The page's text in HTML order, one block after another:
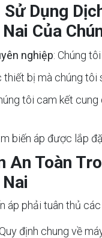
Dụng
Của
nghiệp: Chúng
thiết bị mà chúng
tôi cam kết
biến áp được lắp
An Toàn
áp phải tuân thủ
định chung về